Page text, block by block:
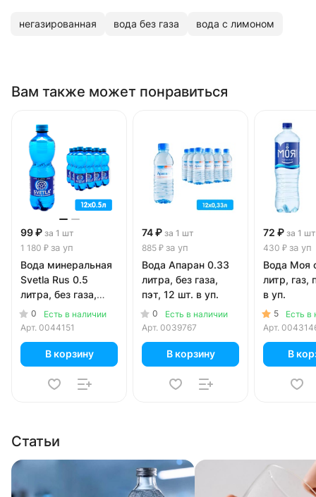
негазированная вода без газа вода с лимоном
Вам также может понравиться
99 ₽ за 1 шт
1 180 ₽ за уп
Вода минеральная
Svetla Rus 0.5
литра, без газа,
пэт, 12 шт. в уп.
0
Есть в наличии
Арт. 0044151
В корзину
74 ₽ за 1 шт
885 ₽ за уп
Вода Апаран 0.33
литра, без газа,
пэт, 12 шт. в уп.
0
Есть в наличии
Арт. 0039767
В корзину
72 ₽ за 1 шт
430 ₽ за уп
Вода Моя
литр, газ,
в уп.
5
Есть в
Арт.
В
Статьи